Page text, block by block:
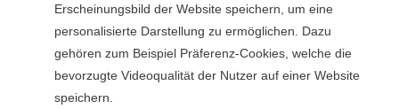
Erscheinungsbild der Website speichern, um eine
personalisierte Darstellung zu ermöglichen. Dazu
gehören zum Beispiel Präferenz-Cookies, welche die
bevorzugte Videoqualität der Nutzer auf einer Website
speichern.